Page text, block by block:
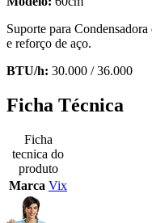
Suporte para
e reforço de aço.
BTU/h: 30.000 / 36.000
Ficha Técnica
Ficha
tecnica do
produto
Marca Vix